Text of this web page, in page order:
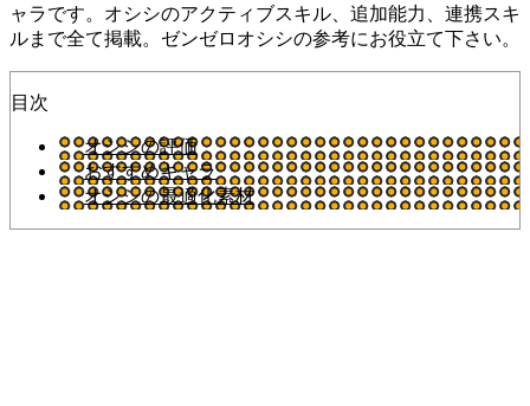
ャラです。オシシのアクティブスキル、追加能力、連携スキ
ルまで全て掲載。ゼンゼロオシシの参考にお役立て下さい。
目次
オシシの評価
おすすめキャラ
オシシの最適化素材